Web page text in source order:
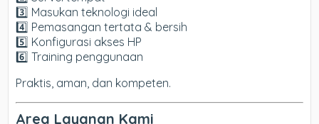
3️⃣ Masukan teknologi ideal
4️⃣ Pemasangan tertata & bersih
5️⃣ Konfigurasi akses HP
6️⃣ Training penggunaan
Praktis, aman, dan kompeten.
Area Layanan Kami